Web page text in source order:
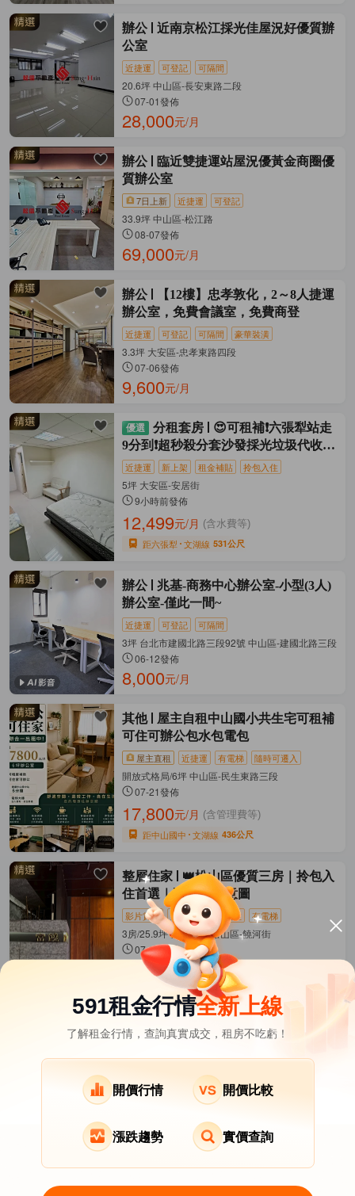
辦公
近南京松江採光佳屋況好優質辦
公室
近捷運 可登記 可隔間
20.6坪 中山區-長安東路二段
07-01發佈
28,000元/月
辦公
臨近雙捷運站屋況優黃金商圈優
質辦公室
7日上新 近捷運 可登記
33.9坪 中山區-松江路
08-07發佈
69,000元/月
辦公
【12樓】忠孝敦化，2～8人捷運
辦公室，免費會議室，免費商登
近捷運 可登記 可隔間 豪華裝潢
3.3坪 大安區-忠孝東路四段
07-06發佈
9,600元/月
分租套房
😍可租補❗六張犁站走
9分到❗超秒殺分套沙發採光垃圾代收乾
淨
近捷運 新上架 租金補貼 拎包入住
5坪 大安區-安居街
9小時前發佈
12,499元/月 (含水費等)
距六張犁 文湖線 531公尺
辦公
兆基-商務中心辦公室-小型(3人)
辦公室-僅此一間~
近捷運 可登記 可隔間
3坪 台北市建國北路三段92號 中山區-建國北路三段
06-12發佈
8,000元/月
其他
屋主自租中山國小共生宅可租補
可住可辦公包水包電包
屋主直租 近捷運 有電梯 隨時可遷入
開放式格局/6坪 中山區-民生東路三段
07-21發佈
17,800元/月 (含管理費等)
距中山國中 文湖線 436公尺
整層住家
👑松山區優質三房｜拎包入
住首選｜附上AI示意圖
影片賞屋 近捷運 拎包入住 有電梯
3房/25.9坪 揚昇君苑 松山區-饒河街
07-28發佈
63,000元/月 (有額外費用)
距松山 松山新店線 462公尺
其它租屋 熱門在租社區
北投區租屋
關於我們 意見反饋 APP下載
591租金行情全新上線
了解租金行情，查詢真實成交，租房不吃虧！
開價行情 開價比較
漲跌趨勢 實價查詢